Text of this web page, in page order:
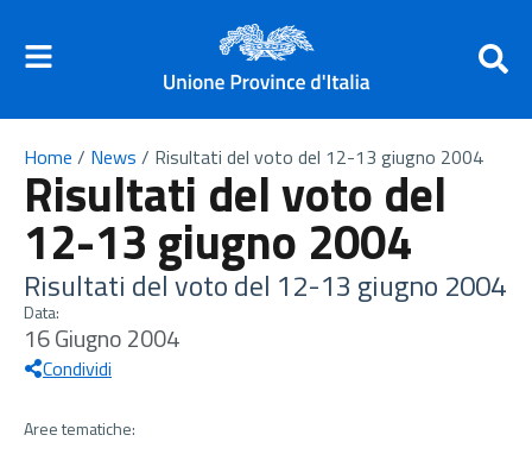
Home / News / Risultati del voto del 12-13 giugno 2004
Risultati del voto del
12-13 giugno 2004
Risultati del voto del 12-13 giugno 2004
Data:
16 Giugno 2004
Condividi
Aree tematiche: